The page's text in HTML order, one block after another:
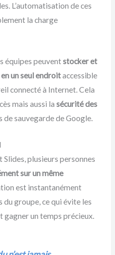
L’automatisation de ces
la charge
équipes peuventstocker et
un seul endroitaccessible
connecté à Internet. Cela
mais aussi la sécurité des
sauvegarde de Google.
Slides, plusieurs personnes
sur un même
est instantanément
groupe, ce qui évite les
un temps précieux.